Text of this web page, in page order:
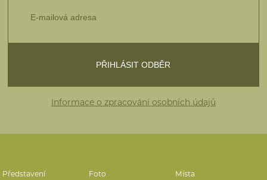
Informace o zpracování osobních údajů
Představení Foto
Místa